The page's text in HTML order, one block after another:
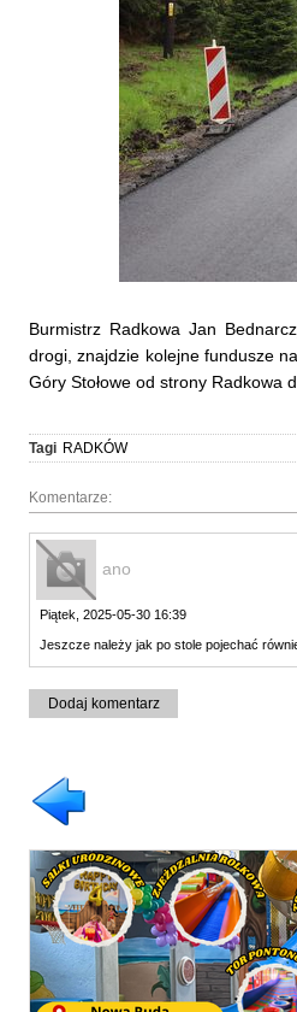
Burmistrz Radkowa Jan
drogi, znajdzie kolejne fundusze
Góry Stołowe od strony Radkowa
Tagi RADKÓW
Komentarze:
ano
Piątek, 2025-05-30 16:39
Jeszcze należy jak po stole pojechać
Dodaj komentarz